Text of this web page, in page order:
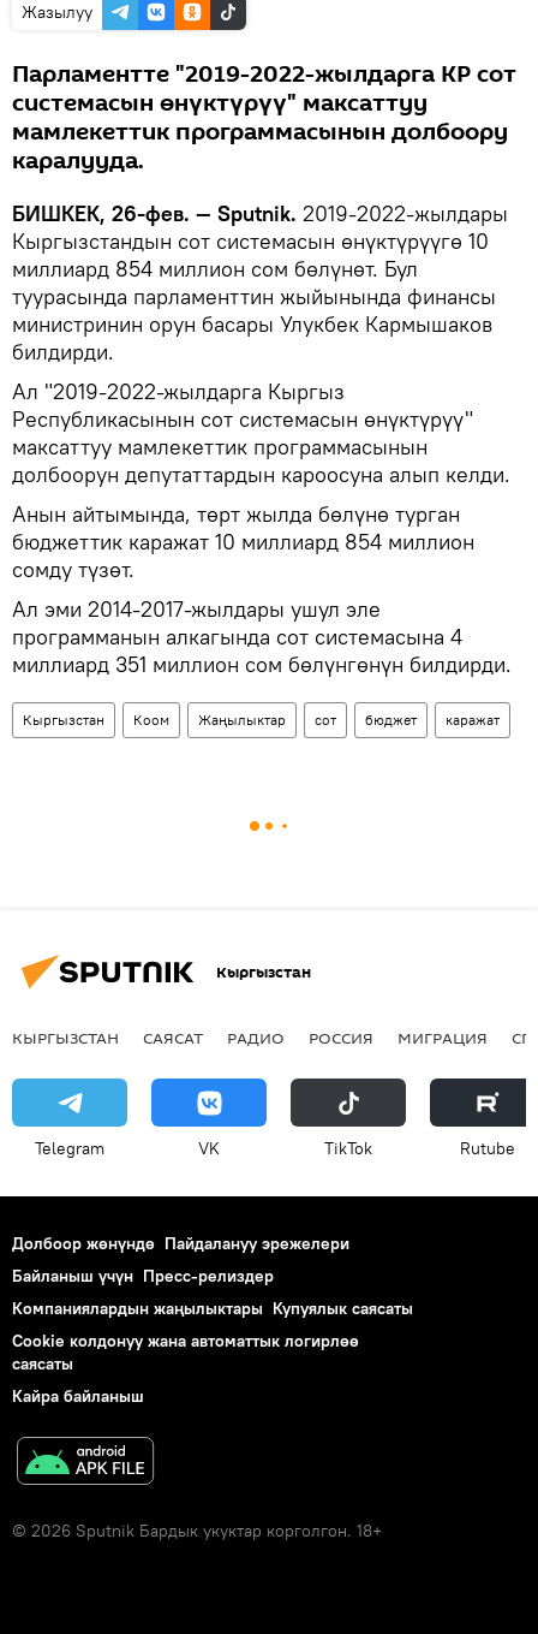
Жазылуу
Парламентте "2019-2022-жылдарга КР сот
системасын өнүктүрүү" максаттуу
мамлекеттик программасынын долбоору
каралууда.
БИШКЕК, 26-фев. — Sputnik. 2019-2022-жылдары
Кыргызстандын сот системасын өнүктүрүүгө 10
миллиард 854 миллион сом бөлүнөт. Бул
туурасында парламенттин жыйынында финансы
министринин орун басары Улукбек Кармышаков
билдирди.
Ал "2019-2022-жылдарга Кыргыз
Республикасынын сот системасын өнүктүрүү"
максаттуу мамлекеттик программасынын
долбоорун депутаттардын кароосуна алып келди.
Анын айтымында, төрт жылда бөлүнө турган
бюджеттик каражат 10 миллиард 854 миллион
сомду түзөт.
Ал эми 2014-2017-жылдары ушул эле
программанын алкагында сот системасына 4
миллиард 351 миллион сом бөлүнгөнүн билдирди.
Кыргызстан Коом Жаңылыктар сот бюджет каражат
Кыргызстан
КЫРГЫЗСТАН САЯСАТ РАДИО РОССИЯ МИГРАЦИЯ
Telegram VK ТikТоk Rutube
Долбоор жөнүндө Пайдалануу эрежелери
Байланыш үчүн Пресс-релиздер
Компаниялардын жаңылыктары Купуялык саясаты
Cookie колдонуу жана автоматтык логирлөө
саясаты
Кайра байланыш
© 2026 Sputnik Бардык укуктар корголгон. 18+